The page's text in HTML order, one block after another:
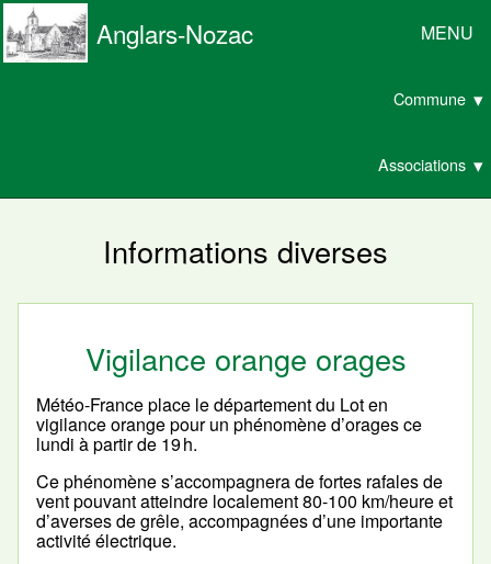
Anglars-Nozac MENU
Commune
Associations
Informations diverses
Vigilance orange orages
Météo-France place le département du Lot en
vigilance orange pour un phénomène d’orages ce
lundi à partir de 19 h.
Ce phénomène s’accompagnera de fortes rafales de
vent pouvant atteindre localement 80-100 km/heure et
d’averses de grêle, accompagnées d’une importante
activité électrique.